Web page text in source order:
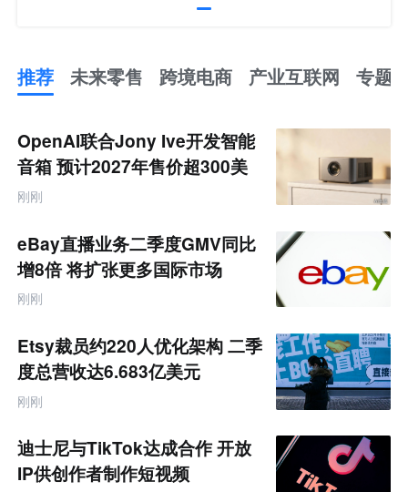
推荐 未来零售 跨境电商 产业互联网 专题
来
零
售
跨
境
产
业
互
联
网
OpenAI联合Jony Ive开发智能
音箱 预计2027年售价超300美
元
刚刚
eBay直播业务二季度GMV同比
增8倍 将扩张更多国际市场
刚刚
Etsy裁员约220人优化架构 二季
度总营收达6.683亿美元
刚刚
迪士尼与TikTok达成合作 开放
IP供创作者制作短视频